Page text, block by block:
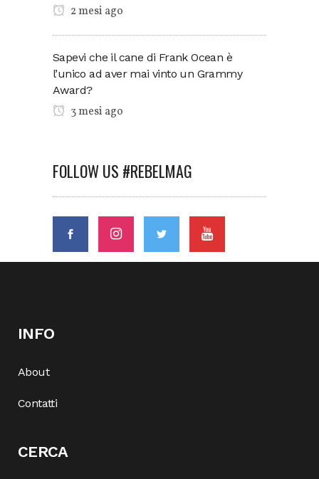
2 mesi ago
Sapevi che il cane di Frank Ocean è
l’unico ad aver mai vinto un Grammy
Award?
3 mesi ago
FOLLOW US #REBELMAG
INFO
About
Contatti
CERCA